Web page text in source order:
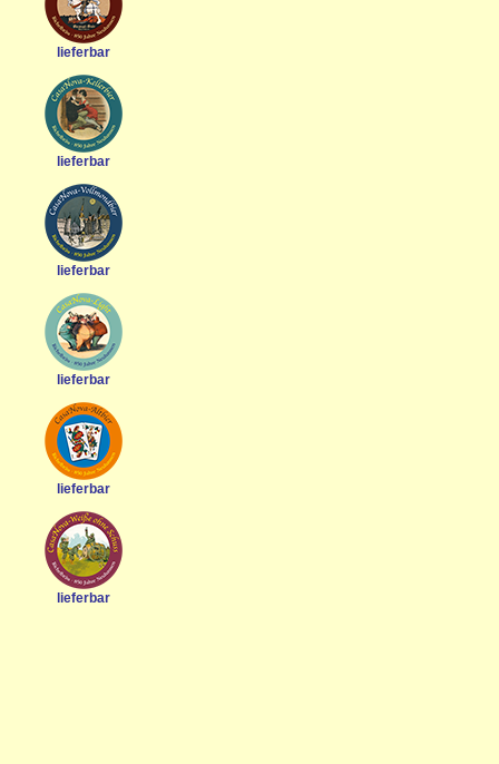
lieferbar
lieferbar
lieferbar
lieferbar
lieferbar
lieferbar